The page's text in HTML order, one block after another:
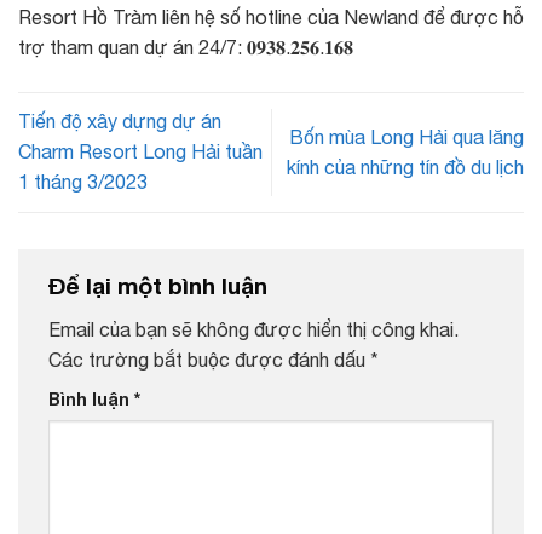
Resort Hồ Tràm liên hệ số hotline của Newland để được hỗ
trợ tham quan dự án 24/7: 𝟎𝟗𝟑𝟖.𝟐𝟓𝟔.𝟏𝟔𝟖
Tiến độ xây dựng dự án
Charm Resort Long Hải tuần
1 tháng 3/2023
Bốn mùa Long Hải qua lăng
kính của những tín đồ du lịch
Để lại một bình luận
Email của bạn sẽ không được hiển thị công khai.
Các trường bắt buộc được đánh dấu *
Bình luận *